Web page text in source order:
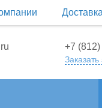
Доставка
+7
Заказать